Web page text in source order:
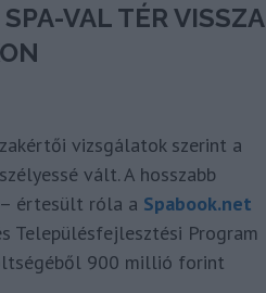
VAL TÉR VISSZA
vizsgálatok szerint a
vált. A hosszabb
– értesült róla a Spabook.net
Településfejlesztési Program
900 millió forint